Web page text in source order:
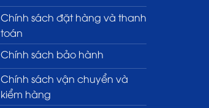
Chính sách đặt hàng và thanh
toán
Chính sách bảo hành
Chính sách vận chuyển và
kiểm hàng